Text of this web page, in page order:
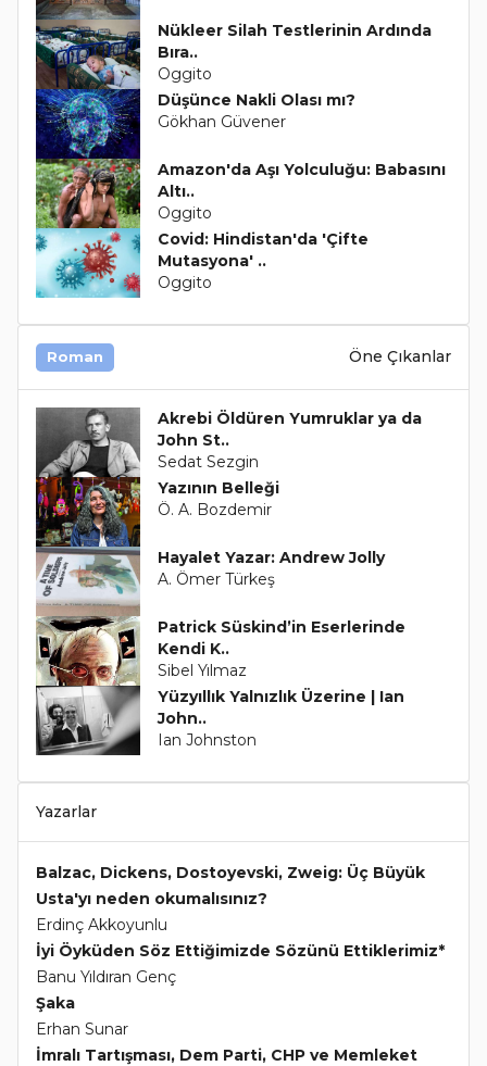
Nükleer Silah Testlerinin Ardında
Bıra..
Oggito
Düşünce Nakli Olası mı?
Gökhan Güvener
Amazon'da Aşı Yolculuğu: Babasını
Altı..
Oggito
Covid: Hindistan'da 'Çifte
Mutasyona' ..
Oggito
Roman Öne Çıkanlar
Akrebi Öldüren Yumruklar ya da
John St..
Sedat Sezgin
Yazının Belleği
Ö. A. Bozdemir
Hayalet Yazar: Andrew Jolly
A. Ömer Türkeş
Patrick Süskind’in Eserlerinde
Kendi K..
Sibel Yılmaz
Yüzyıllık Yalnızlık Üzerine | Ian
John..
Ian Johnston
Yazarlar
Balzac, Dickens, Dostoyevski, Zweig: Üç Büyük
Usta'yı neden okumalısınız?
Erdinç Akkoyunlu
İyi Öyküden Söz Ettiğimizde Sözünü Ettiklerimiz*
Banu Yıldıran Genç
Şaka
Erhan Sunar
İmralı Tartışması, Dem Parti, CHP ve Memleket